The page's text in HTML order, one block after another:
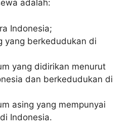
adalah:
Indonesia;
yang berkedudukan di
yang didirikan menurut
dan berkedudukan di
asing yang mempunyai
Indonesia.